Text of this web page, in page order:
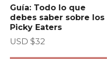
Guía: Todo lo que
debes saber sobre los
Picky Eaters
USD $32